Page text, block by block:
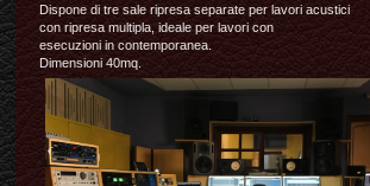
Dispone di tre sale ripresa separate per lavori acustici
con ripresa multipla, ideale per lavori con
esecuzioni in contemporanea.
Dimensioni 40mq.